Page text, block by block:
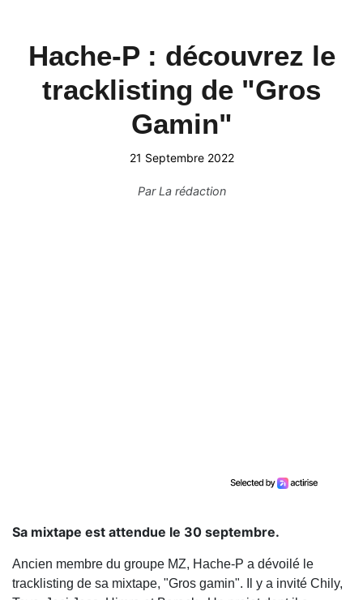
Hache-P : découvrez le
tracklisting de "Gros
Gamin"
21 Septembre 2022
ParLa rédaction
Sa mixtape est attendue le 30 septembre.
Ancien membre du groupe MZ, Hache-P a dévoilé le
tracklisting de sa mixtape, "Gros gamin". Il y a invité Chily,